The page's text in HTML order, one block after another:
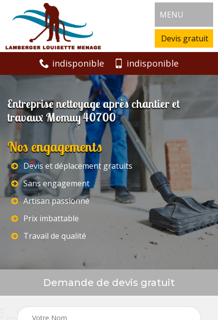
MENU
Devis gratuit
indisponible indisponible
Entreprise nettoyage après chantier et
travaux Momuy 40700
Nos engagements
Devis et déplacement gratuits
Sans engagement
Artisan passionné
Prix imbattable
Travail de qualité
Demande de devis gratuit